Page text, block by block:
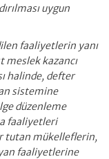
uygun
faaliyetlerin yanı
meslek kazancı
halinde, defter
sistemine
düzenleme
faaliyetleri
tutan mükelleflerin,
faaliyetlerine